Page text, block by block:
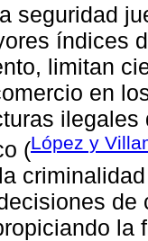
seguridad
índices
limitan
en
(López y
la